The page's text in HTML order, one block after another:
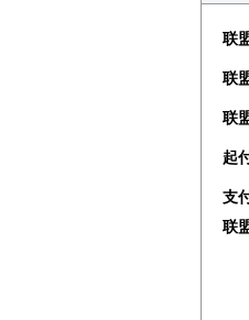
联
联
联
起
支
联